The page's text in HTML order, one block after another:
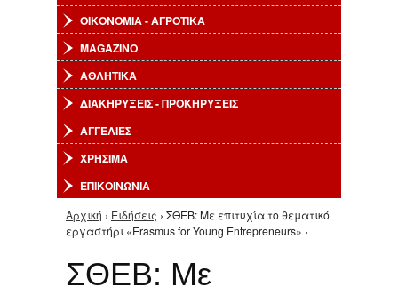
ΟΙΚΟΝΟΜΙΑ - ΑΓΡΟΤΙΚΑ
MAGAZINO
ΑΘΛΗΤΙΚΑ
ΔΙΑΚΗΡΥΞΕΙΣ - ΠΡΟΚΗΡΥΞΕΙΣ
ΑΓΓΕΛΙΕΣ
ΧΡΗΣΙΜΑ
ΕΠΙΚΟΙΝΩΝΙΑ
Είστε εδώ
Αρχική › Ειδήσεις › ΣΘΕΒ: Με επιτυχία το θεματικό
εργαστήρι «Erasmus for Young Entrepreneurs» ›
ΣΘΕΒ: Με